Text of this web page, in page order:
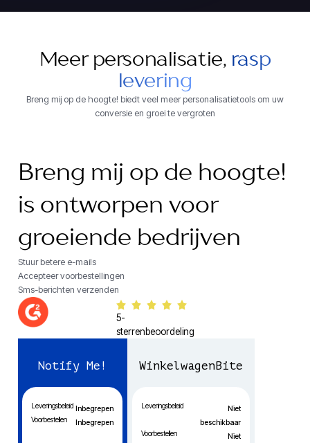
Meer personalisatie, rasp
levering
Breng mij op de hoogte! biedt veel meer personalisatietools om uw
conversie en groei te vergroten
Breng mij op de hoogte!
is ontworpen voor
groeiende bedrijven
Stuur betere e-mails
Accepteer voorbestellingen
Sms-berichten verzenden
5-
sterrenbeoordeling
Notify Me!
Leveringsbeleid Inbegrepen
Voorbestellen
Inbegrepen
WinkelwagenBite
Leveringsbeleid
Niet
beschikbaar
Voorbestellen
Niet